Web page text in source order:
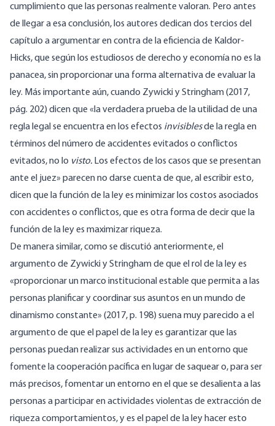
cumplimiento que las personas realmente valoran. Pero antes
de llegar a esa conclusión, los autores dedican dos tercios del
capítulo a argumentar en contra de la eficiencia de Kaldor-
Hicks, que según los estudiosos de derecho y economía no es la
panacea, sin proporcionar una forma alternativa de evaluar la
ley. Más importante aún, cuando Zywicki y Stringham (2017,
pág. 202) dicen que «la verdadera prueba de la utilidad de una
regla legal se encuentra en los efectos invisiblesde la regla en
términos del número de accidentes evitados o conflictos
evitados, no lo visto. Los efectos de los casos que se presentan
ante el juez» parecen no darse cuenta de que, al escribir esto,
dicen que la función de la ley es minimizar los costos asociados
con accidentes o conflictos, que es otra forma de decir que la
función de la ley es maximizar riqueza.
De manera similar, como se discutió anteriormente, el
argumento de Zywicki y Stringham de que el rol de la ley es
«proporcionar un marco institucional estable que permita a las
personas planificar y coordinar sus asuntos en un mundo de
dinamismo constante» (2017, p. 198) suena muy parecido a el
argumento de que el papel de la ley es garantizar que las
personas puedan realizar sus actividades en un entorno que
fomente la cooperación pacífica en lugar de saquear o, para ser
más precisos, fomentar un entorno en el que se desalienta a las
personas a participar en actividades violentas de extracción de
riqueza comportamientos, y es el papel de la ley hacer esto